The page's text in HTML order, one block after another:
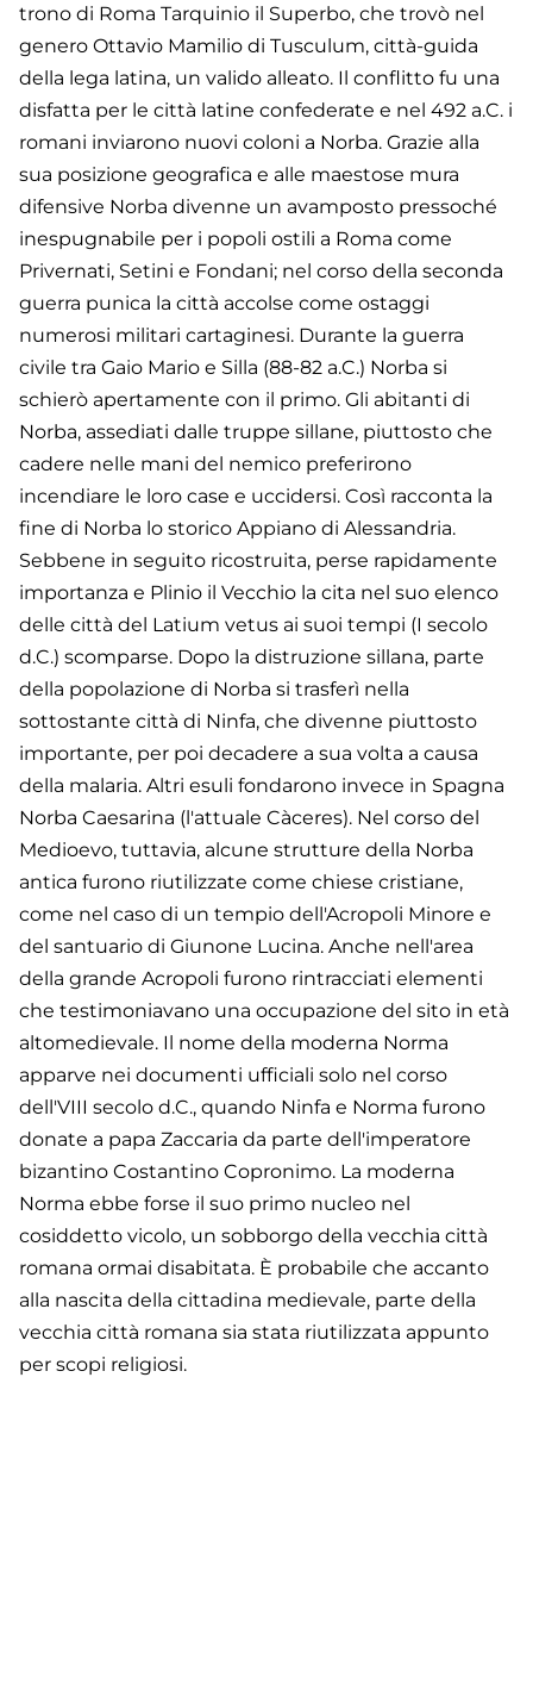
trono di Roma Tarquinio il Superbo, che trovò nel
genero Ottavio Mamilio di Tusculum, città-guida
della lega latina, un valido alleato. Il conflitto fu una
disfatta per le città latine confederate e nel 492 a.C. i
romani inviarono nuovi coloni a Norba. Grazie alla
sua posizione geografica e alle maestose mura
difensive Norba divenne un avamposto pressoché
inespugnabile per i popoli ostili a Roma come
Privernati, Setini e Fondani; nel corso della seconda
guerra punica la città accolse come ostaggi
numerosi militari cartaginesi. Durante la guerra
civile tra Gaio Mario e Silla (88-82 a.C.) Norba si
schierò apertamente con il primo. Gli abitanti di
Norba, assediati dalle truppe sillane, piuttosto che
cadere nelle mani del nemico preferirono
incendiare le loro case e uccidersi. Così racconta la
fine di Norba lo storico Appiano di Alessandria.
Sebbene in seguito ricostruita, perse rapidamente
importanza e Plinio il Vecchio la cita nel suo elenco
delle città del Latium vetus ai suoi tempi (I secolo
d.C.) scomparse. Dopo la distruzione sillana, parte
della popolazione di Norba si trasferì nella
sottostante città di Ninfa, che divenne piuttosto
importante, per poi decadere a sua volta a causa
della malaria. Altri esuli fondarono invece in Spagna
Norba Caesarina (l'attuale Càceres). Nel corso del
Medioevo, tuttavia, alcune strutture della Norba
antica furono riutilizzate come chiese cristiane,
come nel caso di un tempio dell'Acropoli Minore e
del santuario di Giunone Lucina. Anche nell'area
della grande Acropoli furono rintracciati elementi
che testimoniavano una occupazione del sito in età
altomedievale. Il nome della moderna Norma
apparve nei documenti ufficiali solo nel corso
dell'VIII secolo d.C., quando Ninfa e Norma furono
donate a papa Zaccaria da parte dell'imperatore
bizantino Costantino Copronimo. La moderna
Norma ebbe forse il suo primo nucleo nel
cosiddetto vicolo, un sobborgo della vecchia città
romana ormai disabitata. È probabile che accanto
alla nascita della cittadina medievale, parte della
vecchia città romana sia stata riutilizzata appunto
per scopi religiosi.